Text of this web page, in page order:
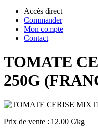
Accès direct
Commander
Mon compte
Contact
TOMATE
250G
Prix de vente : 12.00 €/kg